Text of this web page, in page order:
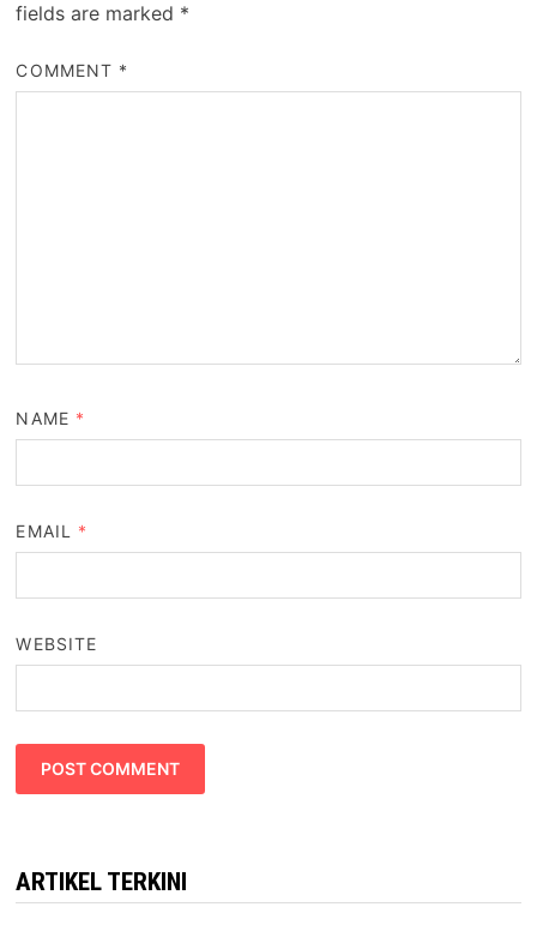
fields are marked *
COMMENT *
NAME *
EMAIL *
WEBSITE
ARTIKEL TERKINI